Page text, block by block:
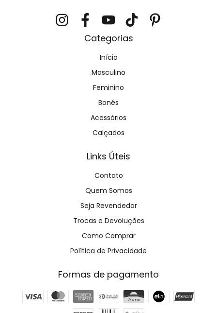
Categorias
Início
Masculino
Feminino
Bonés
Acessórios
Calçados
Links Úteis
Contato
Quem Somos
Seja Revendedor
Trocas e Devoluções
Como Comprar
Política de Privacidade
Formas de pagamento